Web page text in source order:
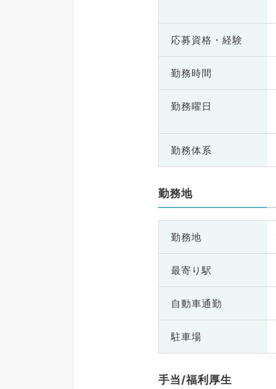
応募資格・ 経験
勤務時間
勤務曜日
勤務体系
勤務地
勤務地
最寄り駅
自動車通勤
駐車場
手当/福利厚生